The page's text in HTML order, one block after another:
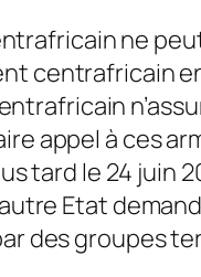
ne
centrafricain
appel à ces
tard le 24 juin
Etat
des groupes